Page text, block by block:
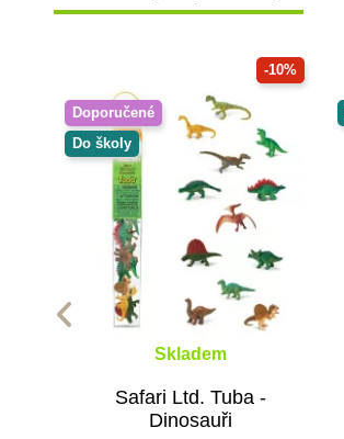
-10%
Doporučené
Do školy
Skladem
Safari Ltd. Tuba -
Dinosauři